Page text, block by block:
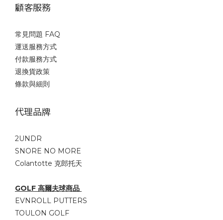
顧客服務
常見問題 FAQ
運送服務方式
付款服務方式
退換貨政策
條款與細則
代理品牌
2UNDR
SNORE NO MORE
Colantotte 克郎托天
GOLF 高爾夫球商品
EVNROLL PUTTERS
TOULON GOLF